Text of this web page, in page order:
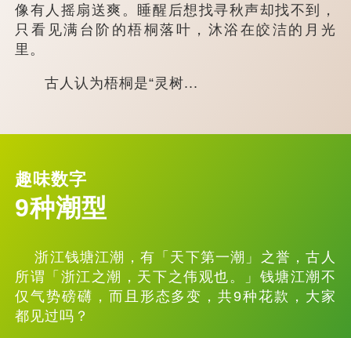
像有人摇扇送爽。睡醒后想找寻秋声却找不到，
只看见满台阶的梧桐落叶，沐浴在皎洁的月光
里。
古人认为梧桐是“灵树...
趣味数字
9种潮型
浙江钱塘江潮，有「天下第一潮」之誉，古人
所谓「浙江之潮，天下之伟观也。」钱塘江潮不
仅气势磅礴，而且形态多变，共9种花款，大家
都见过吗？